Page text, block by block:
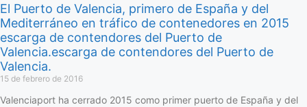
El Puerto de Valencia, primero de España y del
Mediterráneo en tráfico de contenedores en 2015
escarga de contendores del Puerto de
Valencia.escarga de contendores del Puerto de
Valencia.
15 de febrero de 2016
Valenciaport ha cerrado 2015 como primer puerto de España y del